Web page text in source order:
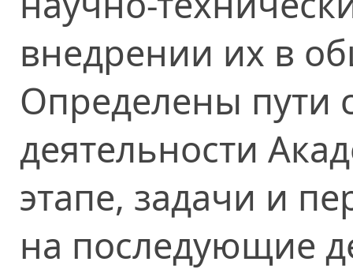
внедрении их в
Определены пути
деятельности
этапе, задачи и
на последующие